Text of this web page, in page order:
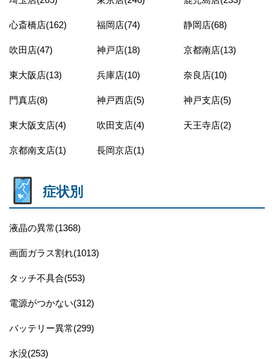
心斎橋店(162) 福岡店(74) 静岡店(68)
吹田店(47) 神戸店(18) 京都南店(13)
東大阪店(13) 兵庫店(10) 奈良店(10)
門真店(8) 神戸西店(5) 神戸支店(5)
東大阪支店(4) 吹田支店(4) 天王寺店(2)
京都南支店(1) 長岡京店(1)
症状別
液晶の異常(1368)
画面ガラス割れ(1013)
タッチ不具合(553)
電源がつかない(312)
バッテリー異常(299)
水没(253)